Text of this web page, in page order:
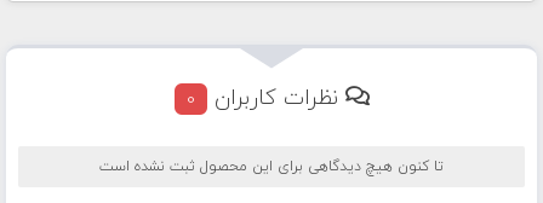
نظرات کاربران 0
تا کنون هیچ دیدگاهی برای این محصول ثبت نشده است